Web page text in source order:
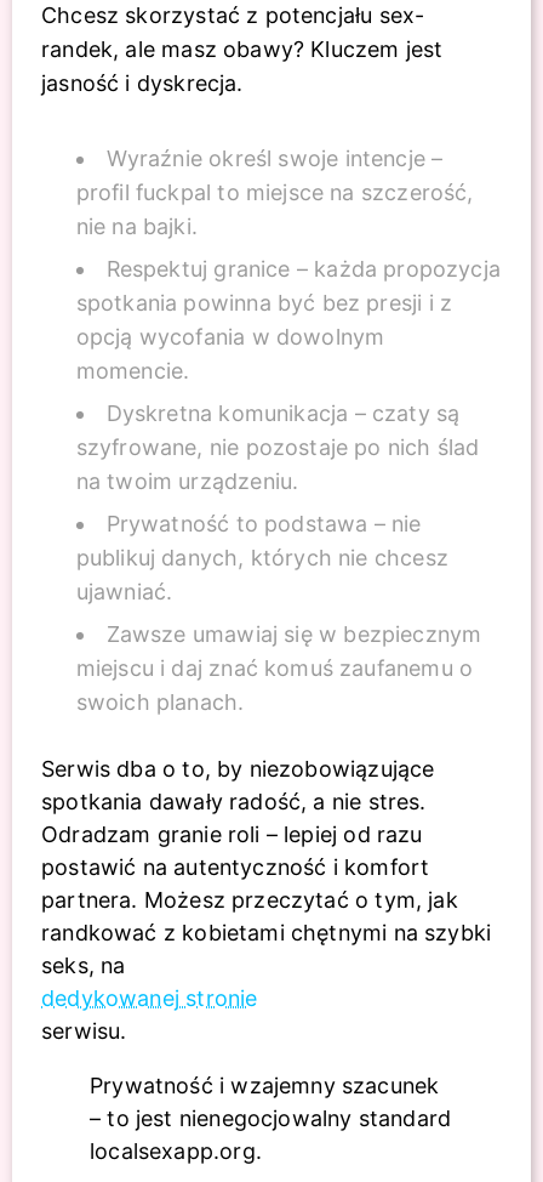
Chcesz skorzystać z potencjału sex-
randek, ale masz obawy? Kluczem jest
jasność i dyskrecja.
Wyraźnie określ swoje intencje –
profil fuckpal to miejsce na szczerość,
nie na bajki.
Respektuj granice – każda propozycja
spotkania powinna być bez presji i z
opcją wycofania w dowolnym
momencie.
Dyskretna komunikacja – czaty są
szyfrowane, nie pozostaje po nich ślad
na twoim urządzeniu.
Prywatność to podstawa – nie
publikuj danych, których nie chcesz
ujawniać.
Zawsze umawiaj się w bezpiecznym
miejscu i daj znać komuś zaufanemu o
swoich planach.
Serwis dba o to, by niezobowiązujące
spotkania dawały radość, a nie stres.
Odradzam granie roli – lepiej od razu
postawić na autentyczność i komfort
partnera. Możesz przeczytać o tym, jak
randkować z kobietami chętnymi na szybki
seks, na
dedykowanej stronie
serwisu.
Prywatność i wzajemny szacunek
– to jest nienegocjowalny standard
localsexapp.org.